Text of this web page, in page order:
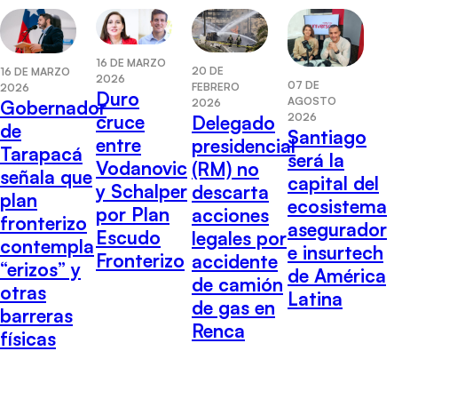
16 DE MARZO
2026
Gobernador
de
Tarapacá
señala que
plan
fronterizo
contempla
“erizos” y
otras
barreras
físicas
16 DE MARZO
2026
Duro
cruce
entre
Vodanovic
y Schalper
por Plan
Escudo
Fronterizo
20 DE
FEBRERO
2026
Delegado
presidencial
(RM) no
descarta
acciones
legales por
accidente
de camión
de gas en
Renca
07 DE
AGOSTO
2026
Santiago
será la
capital del
ecosistema
asegurador
e insurtech
de América
Latina